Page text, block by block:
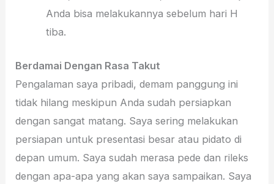
Anda bisa melakukannya sebelum hari H
tiba.
Berdamai Dengan Rasa Takut
Pengalaman saya pribadi, demam panggung ini
tidak hilang meskipun Anda sudah persiapkan
dengan sangat matang. Saya sering melakukan
persiapan untuk presentasi besar atau pidato di
depan umum. Saya sudah merasa pede dan rileks
dengan apa-apa yang akan saya sampaikan. Saya